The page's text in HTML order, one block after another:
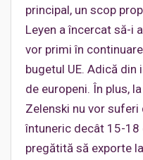
principal, un scop
Leyen a încercat să-i
vor primi în
bugetul UE. Adică
de europeni. În plus,
Zelenski nu vor
întuneric decât 15-18
pregătită să exporte